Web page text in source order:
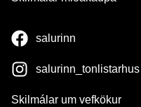
salurinn
salurinn_tonlistarhus
Skilmálar um vefkökur